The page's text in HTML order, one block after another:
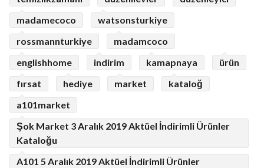
madamecoco
watsonsturkiye
rossmannturkiye
madamcoco
englishhome
indirim kamapnaya
ürün
fırsat
hediye market
kataloğ
a101market
Şok Market 3 Aralık 2019 Aktüel İndirimli Ürünler
Kataloğu
A101 5 Aralık 2019 Aktüel İndirimli Ürünler